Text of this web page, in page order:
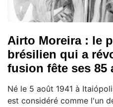
Airto Moreira : le
brésilien qui a
fusion fête ses 85
Né le 5 août 1941 à
est considéré comme l'un